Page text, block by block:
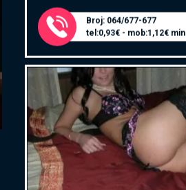
tel:0,93€ - mob:1,12€ min